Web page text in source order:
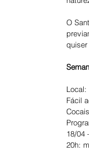
O
Fácil
18/04
20h: